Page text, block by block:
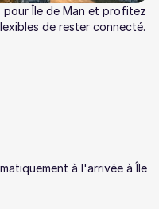
pour Île de Man et profitez
de rester connecté.
à l'arrivée à Île